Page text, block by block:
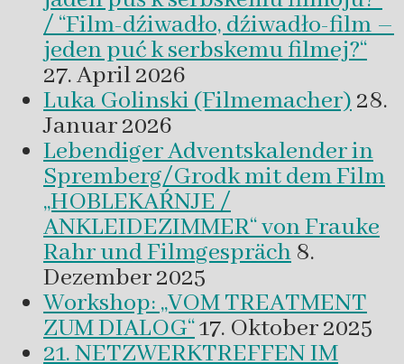
/ “Film-dźiwadło, dźiwadło-film –
jeden puć k serbskemu filmej?“
27. April 2026
Luka Golinski (Filmemacher) 28.
Januar 2026
Lebendiger Adventskalender in
Spremberg/Grodk mit dem Film
„HOBLEKAŔNJE /
ANKLEIDEZIMMER“ von Frauke
Rahr und Filmgespräch 8.
Dezember 2025
Workshop: „VOM TREATMENT
ZUM DIALOG“17. Oktober 2025
21. NETZWERKTREFFEN IM